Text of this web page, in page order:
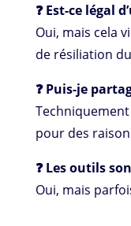
❓ Est-ce légal
Oui, mais cela
de résiliation
❓ Puis-je
Techniquement
pour des
❓ Les outils
Oui, mais